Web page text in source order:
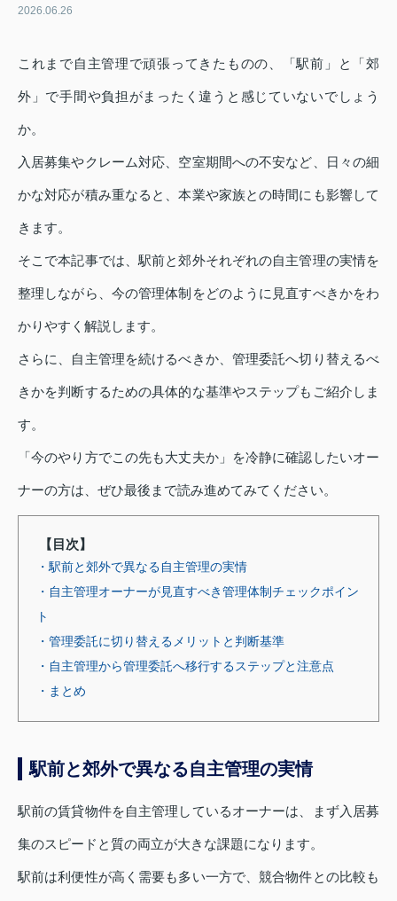
2026.06.26
これまで自主管理で頑張ってきたものの、「駅前」と「郊
外」で手間や負担がまったく違うと感じていないでしょう
か。
入居募集やクレーム対応、空室期間への不安など、日々の細
かな対応が積み重なると、本業や家族との時間にも影響して
きます。
そこで本記事では、駅前と郊外それぞれの自主管理の実情を
整理しながら、今の管理体制をどのように見直すべきかをわ
かりやすく解説します。
さらに、自主管理を続けるべきか、管理委託へ切り替えるべ
きかを判断するための具体的な基準やステップもご紹介しま
す。
「今のやり方でこの先も大丈夫か」を冷静に確認したいオー
ナーの方は、ぜひ最後まで読み進めてみてください。
【目次】
・駅前と郊外で異なる自主管理の実情
・自主管理オーナーが見直すべき管理体制チェックポイン
ト
・管理委託に切り替えるメリットと判断基準
・自主管理から管理委託へ移行するステップと注意点
・まとめ
駅前と郊外で異なる自主管理の実情
駅前の賃貸物件を自主管理しているオーナーは、まず入居募
集のスピードと質の両立が大きな課題になります。
駅前は利便性が高く需要も多い一方で、競合物件との比較も